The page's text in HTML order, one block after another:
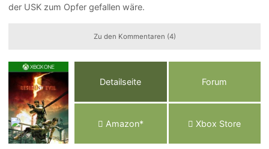
der USK zum Opfer gefallen wäre.
Zu den Kommentaren (4)
Detailseite Forum
Amazon* Xbox Store